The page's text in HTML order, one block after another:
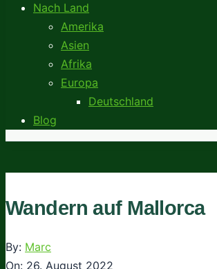
Nach Land
Amerika
Asien
Afrika
Europa
Deutschland
Blog
Wandern auf Mallorca
By: Marc
On: 26. August 2022